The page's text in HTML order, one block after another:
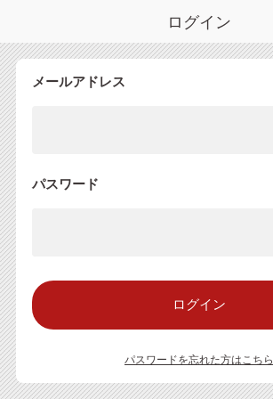
ログイン
メールアドレス
パスワード
パスワードを忘れた方はこちら